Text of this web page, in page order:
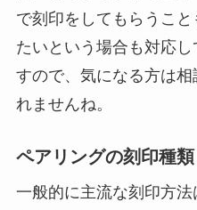
で刻印をしてもらうこ
たいという場合も対応
すので、気になる方は
れませんね。
ペアリングの刻印種類
一般的に主流な刻印方